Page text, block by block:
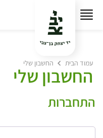
עמוד הבית החשבון שלי
החשבון שלי
התחברות